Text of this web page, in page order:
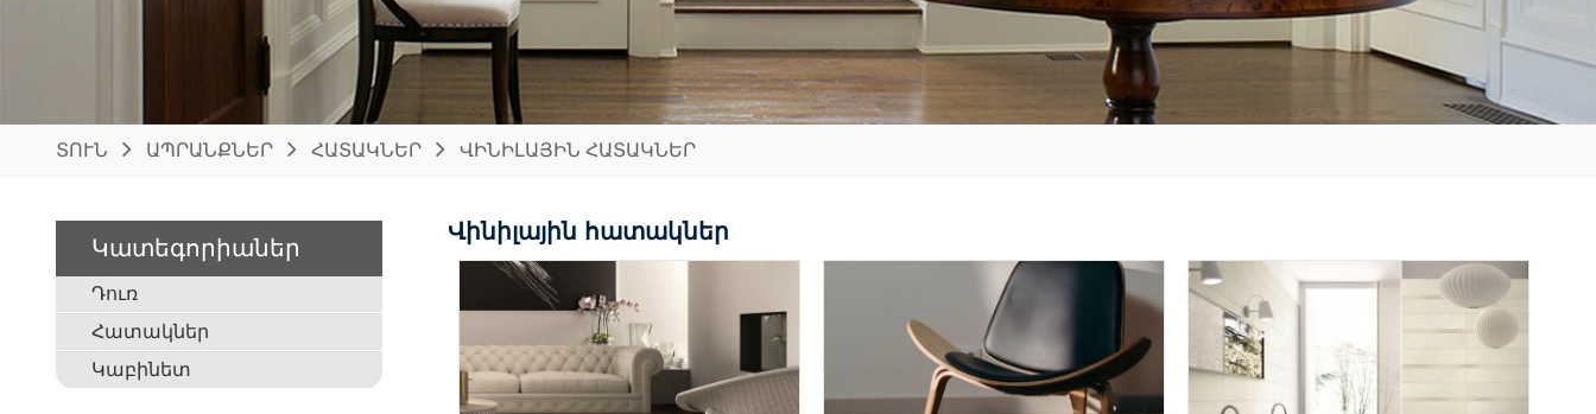
ՏՈՒՆ ԱՊՐԱՆՔՆԵՐ ՀԱՏԱԿՆԵՐ ՎԻՆԻԼԱՅԻՆ ՀԱՏԱԿՆԵՐ
Կատեգորիաներ
Դուռ
Հատակներ
Կաբինետ
Վինիլային հատակներ